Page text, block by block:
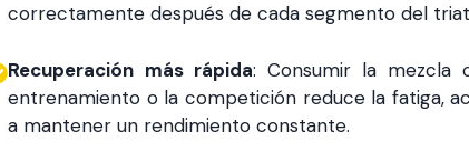
correctamente después de cada segmento del
Recuperación más rápida: Consumir la mezcla
entrenamiento o la competición reduce la fatiga,
a mantener un rendimiento constante.